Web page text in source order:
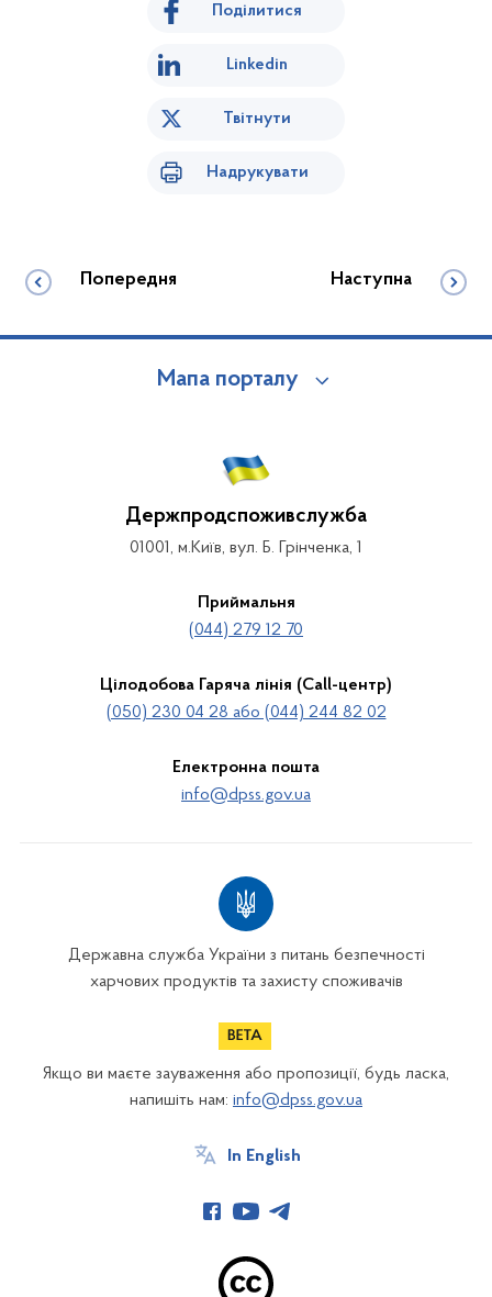
Поділитися
Linkedin
Твітнути
Надрукувати
Попередня Наступна
Мапа порталу
Держпродспоживслужба
01001, м.Київ, вул. Б. Грінченка, 1
Приймальня
(044) 279 12 70
Цілодобова Гаряча лінія (Call-центр)
(050) 230 04 28 або (044) 244 82 02
Електронна пошта
info@dpss.gov.ua
Державна служба України з питань безпечності
харчових продуктів та захисту споживачів
Якщо ви маєте зауваження або пропозиції, будь ласка,
напишіть нам: info@dpss.gov.ua
In English